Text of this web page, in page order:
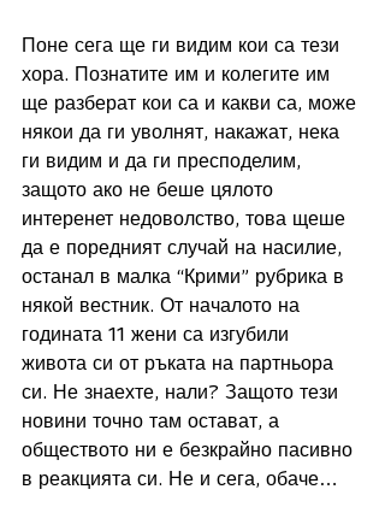
Поне сега ще ги видим кои са тези
хора. Познатите им и колегите им
ще разберат кои са и какви са, може
някои да ги уволнят, накажат, нека
ги видим и да ги пресподелим,
защото ако не беше цялото
интеренет недоволство, това щеше
да е поредният случай на насилие,
останал в малка “Крими” рубрика в
някой вестник. От началото на
годината 11 жени са изгубили
живота си от ръката на партньора
си. Не знаехте, нали? Защото тези
новини точно там остават, а
обществото ни е безкрайно пасивно
в реакцията си. Не и сега, обаче…